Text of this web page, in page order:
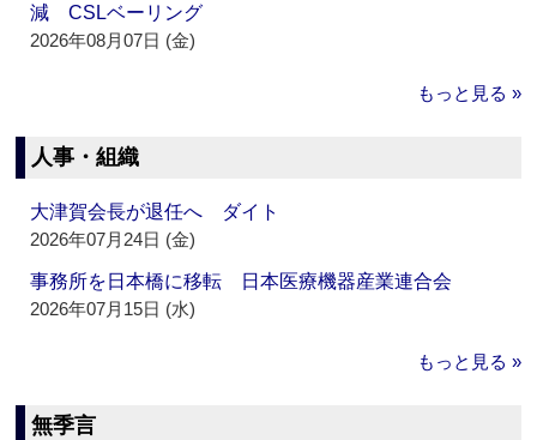
減 CSLベーリング
2026年08月07日 (金)
もっと見る »
人事・組織
大津賀会長が退任へ ダイト
2026年07月24日 (金)
事務所を日本橋に移転 日本医療機器産業連合会
2026年07月15日 (水)
もっと見る »
無季言